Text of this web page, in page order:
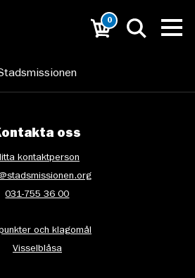
0
oss
kontaktperson
031-755 36 00
och klagomål
Visselblåsa